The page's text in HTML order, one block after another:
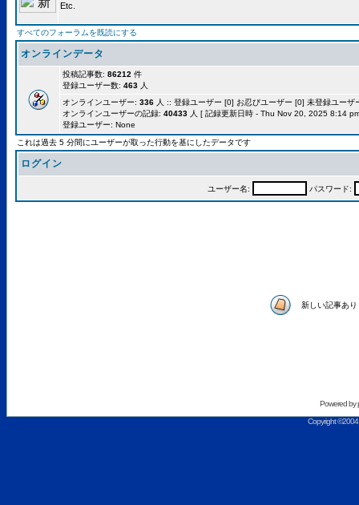
Etc.
すべてのフォーラムを既読にする
オンラインデータ
投稿記事数: 86212 件
登録ユーザー数: 463 人
オンラインユーザー: 336 人 :: 登録ユーザー [0] お忍びユーザー [0] 未登録ユー
オンラインユーザーの記録: 40433 人 [ 記録更新日時 - Thu Nov 20, 2025 8:14
登録ユーザー: None
これは過去 5 分間にユーザーが取った行動を基にしたデータです
ログイン
ユーザー名: パスワード:
新しい記事あり
Powered by
Copyright ©2004